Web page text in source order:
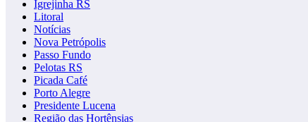
Igrejinha RS
Litoral
Notícias
Nova Petrópolis
Passo Fundo
Pelotas RS
Picada Café
Porto Alegre
Presidente Lucena
Região das Hortênsias